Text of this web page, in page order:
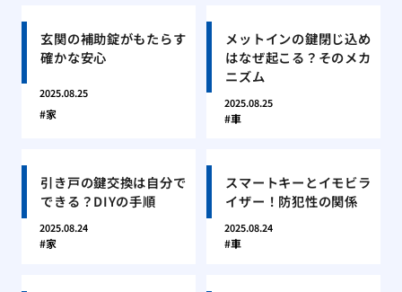
玄関の補助錠がもたらす
確かな安心
2025.08.25
家
メットインの鍵閉じ込め
はなぜ起こる？そのメカ
ニズム
2025.08.25
車
引き戸の鍵交換は自分で
できる？DIYの手順
2025.08.24
家
スマートキーとイモビラ
イザー！防犯性の関係
2025.08.24
車